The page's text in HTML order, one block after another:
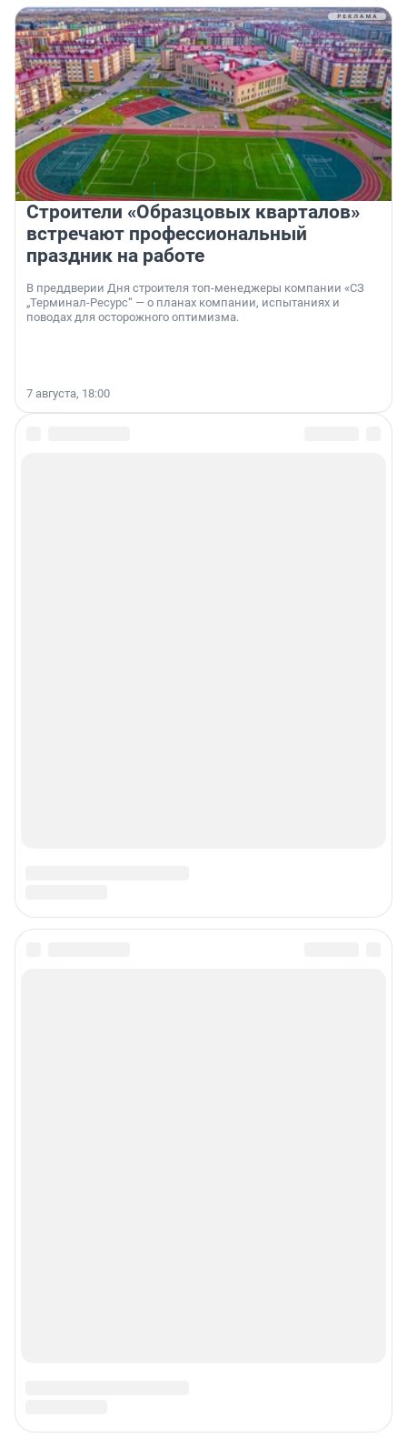
Строители «Образцовых кварталов»
встречают профессиональный
праздник на работе
В преддверии Дня строителя топ-менеджеры компании «СЗ
„Терминал-Ресурс“ — о планах компании, испытаниях и
поводах для осторожного оптимизма.
7 августа, 18:00